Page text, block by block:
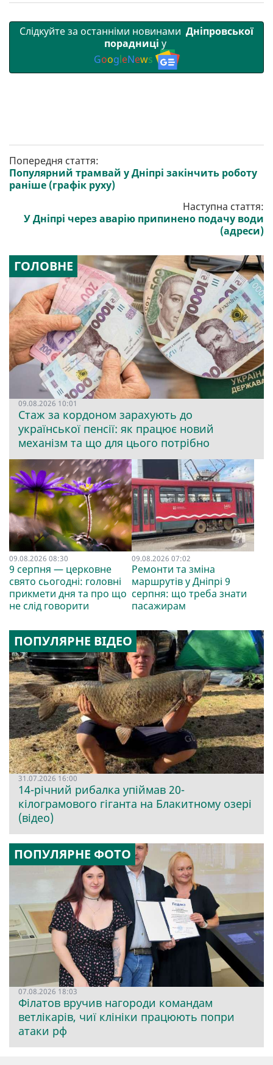
Слідкуйте за останніми новинами Дніпровської
порадниці у
GoogleNews
Попередня стаття:
Популярний трамвай у Дніпрі закінчить роботу
раніше (графік руху)
Наступна стаття:
У Дніпрі через аварію припинено подачу води
(адреси)
ГОЛОВНЕ
09.08.2026 10:01
Стаж за кордоном зарахують до
української пенсії: як працює новий
механізм та що для цього потрібно
09.08.2026 08:30
9 серпня — церковне
свято сьогодні: головні
прикмети дня та про що
не слід говорити
09.08.2026 07:02
Ремонти та зміна
маршрутів у Дніпрі 9
серпня: що треба знати
пасажирам
ПОПУЛЯРНЕ ВІДЕО
31.07.2026 16:00
14-річний рибалка упіймав 20-
кілограмового гіганта на Блакитному озері
(відео)
ПОПУЛЯРНЕ ФОТО
07.08.2026 18:03
Філатов вручив нагороди командам
ветлікарів, чиї клініки працюють попри
атаки рф